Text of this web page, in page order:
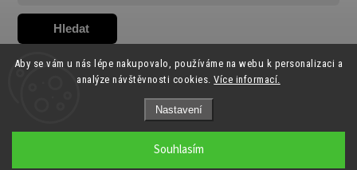
Aby se vám u nás lépe nakupovalo, používáme na webu k personalizaci a
analýze návštěvnosti cookies.Více informací.
Nastavení
Souhlasím
Hledat
Ewena.CZ. Všechna práva vyhrazena.